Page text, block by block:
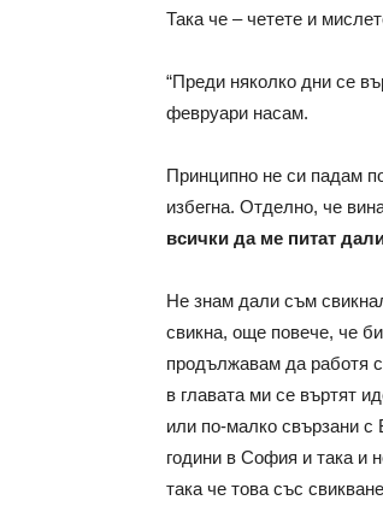
Така че – четете и
“Преди няколко дни се
февруари насам.
Принципно не си падам
избегна. Отделно, че
всички да ме питат
Не знам дали съм
свикна, още повече, че
продължавам да работя
в главата ми се въртят
или по-малко свързани с
години в София и така и
така че това със